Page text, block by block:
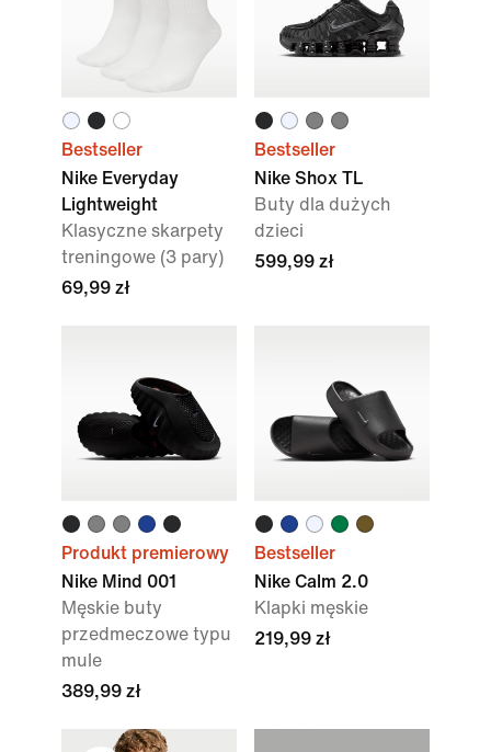
Bestseller
Nike Everyday
Lightweight
Klasyczne skarpety
treningowe (3 pary)
69,99 zł
Bestseller
Nike Shox TL
Buty dla dużych
dzieci
599,99 zł
Produkt premierowy
Nike Mind 001
Męskie buty
przedmeczowe typu
mule
389,99 zł
Bestseller
Nike Calm 2.0
Klapki męskie
219,99 zł